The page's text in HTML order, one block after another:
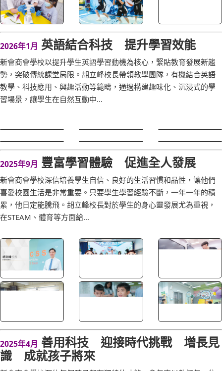
2026年1月 英語結合科技 提升學習效能
新會商會學校以提升學生英語學習動機為核心，緊貼教育發展新趨
勢，突破傳統課堂局限。胡立峰校長帶領教學團隊，有機結合英語
教學、科技應用、興趣活動等範疇，通過構建趣味化、沉浸式的學
習場景，讓學生在自然互動中...
2025年9月 豐富學習體驗 促進全人發展
新會商會學校深信培養學生自信、良好的生活習慣和品性，讓他們
喜愛校園生活是非常重要。只要學生學習經驗不斷，一年一年的積
在STEAM、體育等方面給...